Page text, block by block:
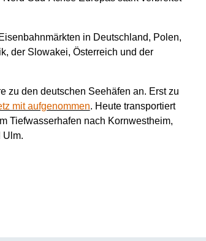
in Deutschland, Polen,
der Slowakei, Österreich und der
zu den deutschen Seehäfen an. Erst zu
mit aufgenommen. Heute transportiert
Tiefwasserhafen nach Kornwestheim,
Ulm.